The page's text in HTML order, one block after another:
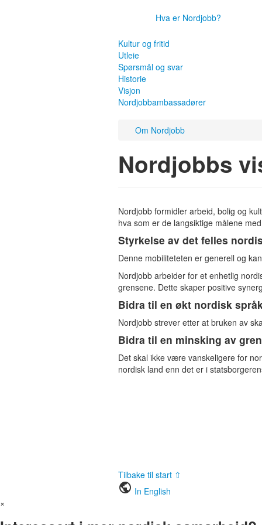
Hva er Nordjobb?
Kultur og fritid
Utleie
Spørsmål og svar
Historie
Visjon
Nordjobbambassadører
Om Nordjobb
Nordjobbs
Nordjobb formidler arbeid, bolig og
hva som er de langsiktige målene
Styrkelse av det felles
Denne mobiliteteten er generell og
Nordjobb arbeider for et enhetlig
grensene. Dette skaper positive
Bidra til en økt nordisk
Nordjobb strever etter at bruken av
Bidra til en minsking av
Det skal ikke være vanskeligere for
nordisk land enn det er i
Tilbake til start ⇧
public In English
×